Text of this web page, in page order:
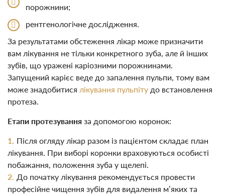
порожнини;
рентгенологічне дослідження.
За результатами обстеження лікар може призначити
вам лікування не тільки конкретного зуба, але й інших
зубів, що уражені каріозними порожнинами.
Запущений карієс веде до запалення пульпи, тому вам
може знадобитися лікування пульпіту до встановлення
протеза.
Етапи протезування за допомогою коронок:
Після огляду лікар разом із пацієнтом складає план
лікування. При виборі коронки враховуються особисті
побажання, положення зуба у щелепі.
До початку лікування рекомендується провести
професійне чищення зубів для видалення м’яких та